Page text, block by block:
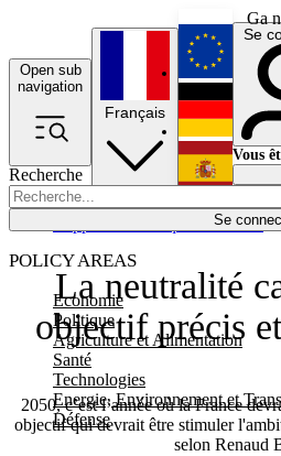
Ga
Open sub
navigation
Recherche
Se
POLICY AREAS
Economie
Politique
Agriculture et Alimentation
Santé
Technologies
Energie, Environnement et
Défense
Économie
Français
English
Deutsch
Se
Vous
La neutralité
objectif précis
2050, c’est l’année où la France
objectif qui devrait être stimuler
selon Renaud